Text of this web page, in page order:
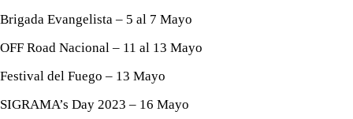
Brigada Evangelista – 5 al 7 Mayo
OFF Road Nacional – 11 al 13 Mayo
Festival del Fuego – 13 Mayo
SIGRAMA’s Day 2023 – 16 Mayo